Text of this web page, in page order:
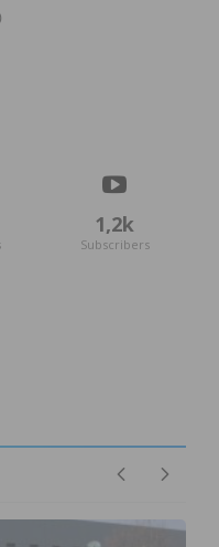
1,2k
Subscribers